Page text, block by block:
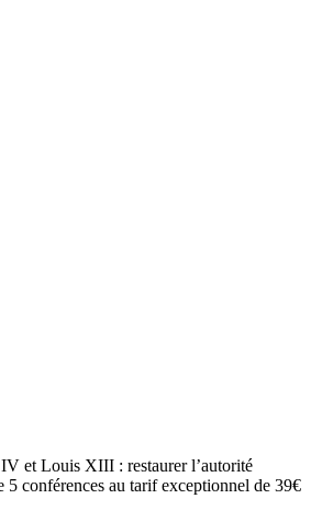
et Louis XIII : restaurer l’autorité
5 conférences au tarif exceptionnel de 39€